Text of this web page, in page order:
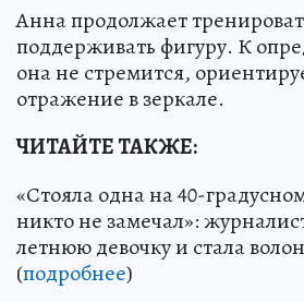
Анна продолжает
поддерживать фигуру. К
она не стремится,
отражение в зеркале.
ЧИТАЙТЕ ТАКЖЕ:
«Стояла одна на 40-
никто не замечал»:
летнюю девочку и стала
(подробнее)